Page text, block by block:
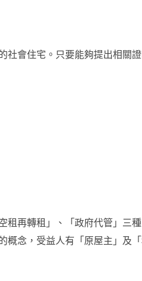
社會住宅。只要能夠提出相關
租再轉租」、「政府代管」三
概念，受益人有「原屋主」及「